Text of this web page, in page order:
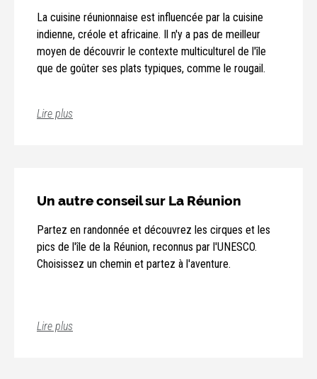
La cuisine réunionnaise est influencée par la cuisine
indienne, créole et africaine. Il n'y a pas de meilleur
moyen de découvrir le contexte multiculturel de l'île
que de goûter ses plats typiques, comme le rougail.
Lire plus
Un autre conseil sur La Réunion
Partez en randonnée et découvrez les cirques et les
pics de l'île de la Réunion, reconnus par l'UNESCO.
Choisissez un chemin et partez à l'aventure.
Lire plus